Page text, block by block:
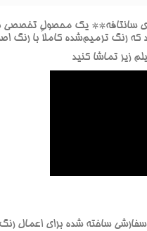
سانتافه** يک محصول تخصصي
رنگ ترميم‌شده کاملاً با رنگ
زير تماشا کنيد
ساخته شده براي اعمال